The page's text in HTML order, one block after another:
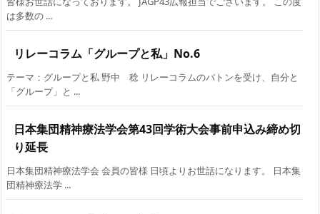
は多数の ...
リレーコラム「グループと私」No.6
テーマ：グループと私 野中 稔 リレーコラムのバトンを受け、自分と
「グループ」と ...
日本集団精神療法学会第43回学術大会事前申込み締め切
り延長
日本集団精神療法学会 会員の皆様 日頃よりお世話になります。 日本集
団精神療法学 ...